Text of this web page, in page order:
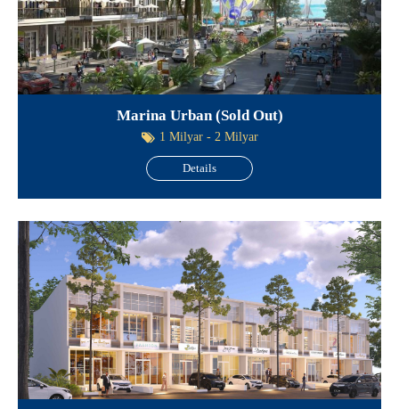
Marina Urban (Sold Out)
1 Milyar - 2 Milyar
Details